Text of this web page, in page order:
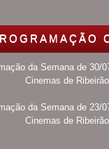
da Semana de 30/
Cinemas de
da Semana de 23/
Cinemas de